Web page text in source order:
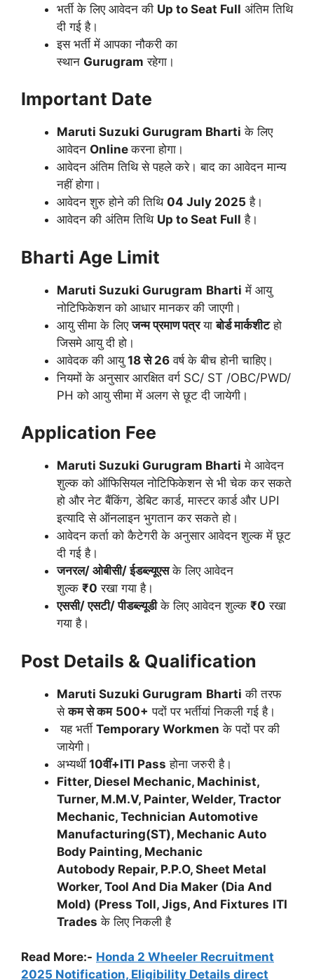
भर्ती के लिए आवेदन की Up to Seat Full अंतिम तिथि
दी गई है।
इस भर्ती में आपका नौकरी का
स्थान Gurugram रहेगा।
Important Date
Maruti Suzuki Gurugram Bharti के लिए
आवेदन Onlineकरना होगा।
आवेदन अंतिम तिथि से पहले करे। बाद का आवेदन मान्य
नहीं होगा।
आवेदन शुरु होने की तिथि 04 July 2025 है।
आवेदन की अंतिम तिथि Up to Seat Full है।
Bharti Age Limit
Maruti Suzuki Gurugram Bharti में आयु
नोटिफिकेशन को आधार मानकर की जाएगी।
आयु सीमा के लिएजन्म प्रमाण पत्रयाबोर्ड मार्कशीटहो
जिसमे आयु दी हो।
आवेदक की आयु 18 से 26 वर्ष के बीच होनी चाहिए।
नियमों के अनुसार आरक्षित वर्ग SC/ ST /OBC/PWD/
PH को आयु सीमा में अलग से छूट दी जायेगी।
Application Fee
Maruti Suzuki Gurugram Bharti मे आवेदन
शुल्क को ऑफिसियल नोटिफिकेशन से भी चेक कर सकते
हो और नेट बैंकिंग, डेबिट कार्ड, मास्टर कार्ड और UPI
इत्यादि से ऑनलाइन भुगतान कर सकते हो।
आवेदन कर्ता को कैटेगरी के अनुसार आवेदन शुल्क में छूट
दी गई है।
जनरल/ ओबीसी/ ईडब्ल्यूएसके लिए आवेदन
शुल्क ₹0 रखा गया है।
एससी/ एसटी/ पीडब्ल्यूडीके लिए आवेदन शुल्क ₹0 रखा
गया है।
Post Details & Qualification
Maruti Suzuki Gurugram Bharti की तरफ
सेकम से कम 500+ पदों पर भर्तीयां निकली गई है।
यह भर्ती Temporary Workmen के पदों पर की
जायेगी।
अभ्यर्थी 10वीं+ITI Pass होना जरुरी है।
Fitter, Diesel Mechanic, Machinist,
Turner, M.M.V, Painter, Welder, Tractor
Mechanic, Technician Automotive
Manufacturing(ST), Mechanic Auto
Body Painting, Mechanic
Autobody Repair, P.P.O, Sheet Metal
Worker, Tool And Dia Maker (Dia And
Mold) (Press Toll, Jigs, And Fixtures ITI
Trades के लिए निकली है
Read More:- Honda 2 Wheeler Recruitment
2025 Notification, Eligibility Details direct